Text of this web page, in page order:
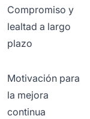
Compromiso y
lealtad a largo
plazo
Motivación para
la mejora
continua